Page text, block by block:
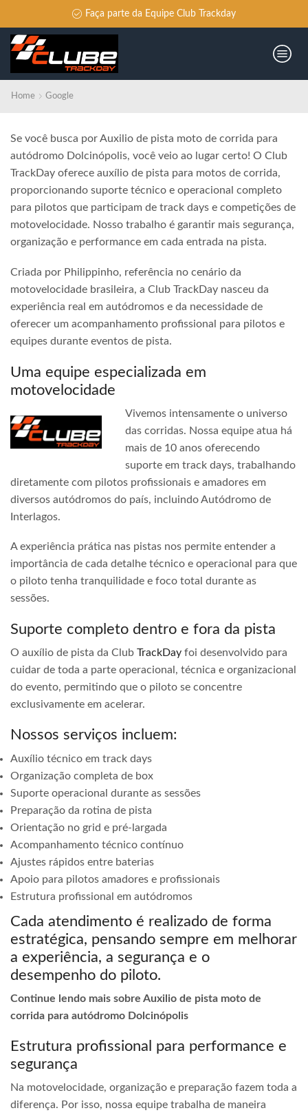
Faça parte da Equipe Club Trackday
Home Google
Se você busca por Auxilio de pista moto de corrida para
autódromo Dolcinópolis, você veio ao lugar certo! O Club
TrackDay oferece auxílio de pista para motos de corrida,
proporcionando suporte técnico e operacional completo
para pilotos que participam de track days e competições de
motovelocidade. Nosso trabalho é garantir mais segurança,
organização e performance em cada entrada na pista.
Criada por Philippinho, referência no cenário da
motovelocidade brasileira, a Club TrackDay nasceu da
experiência real em autódromos e da necessidade de
oferecer um acompanhamento profissional para pilotos e
equipes durante eventos de pista.
Uma equipe especializada em
motovelocidade
Vivemos intensamente o universo
das corridas. Nossa equipe atua há
mais de 10 anos oferecendo
suporte em track days, trabalhando
diretamente com pilotos profissionais e amadores em
diversos autódromos do país, incluindo Autódromo de
Interlagos.
A experiência prática nas pistas nos permite entender a
importância de cada detalhe técnico e operacional para que
o piloto tenha tranquilidade e foco total durante as
sessões.
Suporte completo dentro e fora da pista
O auxílio de pista da Club TrackDay foi desenvolvido para
cuidar de toda a parte operacional, técnica e organizacional
do evento, permitindo que o piloto se concentre
exclusivamente em acelerar.
Nossos serviços incluem:
Auxílio técnico em track days
Organização completa de box
Suporte operacional durante as sessões
Preparação da rotina de pista
Orientação no grid e pré-largada
Acompanhamento técnico contínuo
Ajustes rápidos entre baterias
Apoio para pilotos amadores e profissionais
Estrutura profissional em autódromos
Cada atendimento é realizado de forma
estratégica, pensando sempre em melhorar
a experiência, a segurança e o
desempenho do piloto.
Continue lendo mais sobre Auxilio de pista moto de
corrida para autódromo Dolcinópolis
Estrutura profissional para performance e
segurança
Na motovelocidade, organização e preparação fazem toda a
diferença. Por isso, nossa equipe trabalha de maneira